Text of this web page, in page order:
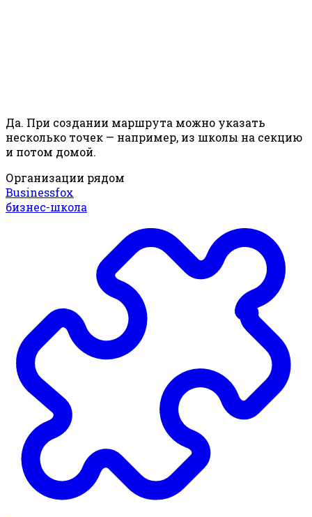
Да. При создании маршрута можно указать
несколько точек — например, из школы на секцию
и потом домой.
Организации рядом
Businessfox
бизнес-школа